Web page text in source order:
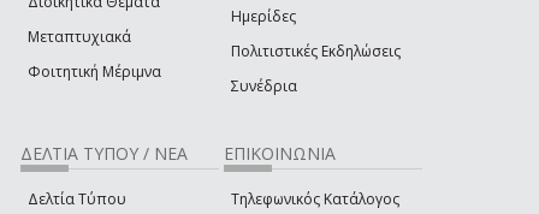
Μεταπτυχιακά
Φοιτητική Μέριμνα
Ημερίδες
Πολιτιστικές Εκδηλώσεις
Συνέδρια
ΔΕΛΤΙΑ ΤΥΠΟΥ / ΝΕΑ
Δελτία Τύπου
ΕΠΙΚΟΙΝΩΝΙΑ
Τηλεφωνικός Κατάλογος